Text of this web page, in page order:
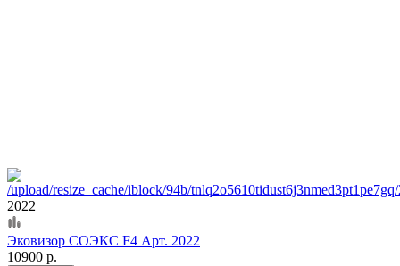
2022
Эковизор СОЭКС F4 Арт. 2022
10900 р.